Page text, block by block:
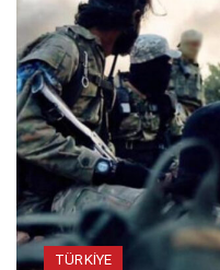
TÜRKIYE